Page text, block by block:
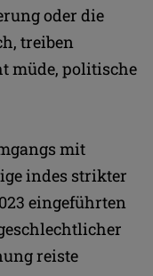
oder die
treiben
müde, politische
mit
indes strikter
eingeführten
reiste